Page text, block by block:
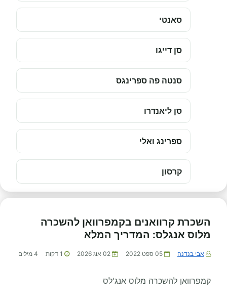
סאנטי
סן דייגו
סנטה פה ספרינגס
סן ליאנדרו
ספרינג ואלי
קרסון
השכרת קרוואנים בקמפרוואן להשכרה
מלוס אנגלס: המדריך המלא
אבי בנדנה 05 ספט 2022 02 אוג 2026 1 דקות 4 מילים
קמפרוואן להשכרה מלוס אנג'לס